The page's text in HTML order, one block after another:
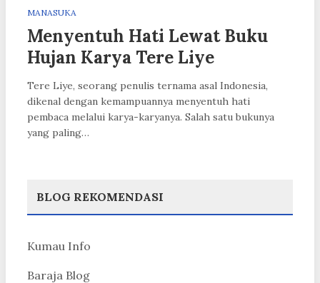
MANASUKA
Menyentuh Hati Lewat Buku
Hujan Karya Tere Liye
Tere Liye, seorang penulis ternama asal Indonesia,
dikenal dengan kemampuannya menyentuh hati
pembaca melalui karya-karyanya. Salah satu bukunya
yang paling…
BLOG REKOMENDASI
Kumau Info
Baraja Blog